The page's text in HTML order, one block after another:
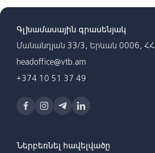
Գլխամասային գրասենյակ
Մանանդյան 33/3, Երևան 0006, ՀՀ
headoffice@vtb.am
+374 10 51 37 49
Ներբեռնել հավելվածը